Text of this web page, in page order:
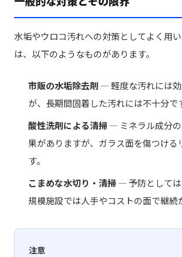
水垢やウロコ汚れへの対策としてよく用
は、以下のようなものがあります。
市販の水垢除去剤 — 軽度な汚れには
が、長期間固着した汚れには不十分で
酸性洗剤による清掃— ミネラル成分
果がありますが、ガラス面を傷つける
す。
こまめな水切り・清掃— 予防として
規模施設では人手やコストの面で継続
注意